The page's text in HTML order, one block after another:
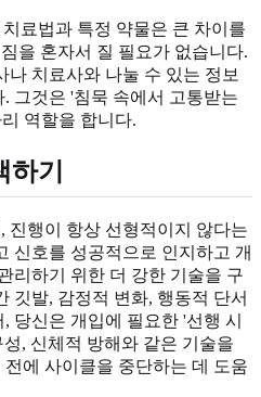
료법과 특정 약물은 큰 차이를
을 혼자서 질 필요가 없습니다.
나 치료사와 나눌 수 있는 정보
그것은 '침묵 속에서 고통받는
역할을 합니다.
기
진행이 항상 선형적이지 않다는
신호를 성공적으로 인지하고 개
리하기 위한 더 강한 기술을 구
깃발, 감정적 변화, 행동적 단서
당신은 개입에 필요한 '선행 시
, 신체적 방해와 같은 기술을
에 사이클을 중단하는 데 도움